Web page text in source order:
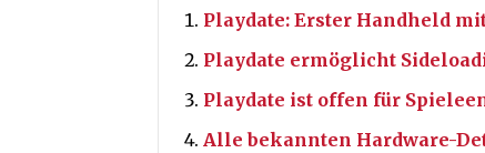
Playdate: Erster Handheld
Playdate ermöglicht
Playdate ist offen für
Alle bekannten Hardware-